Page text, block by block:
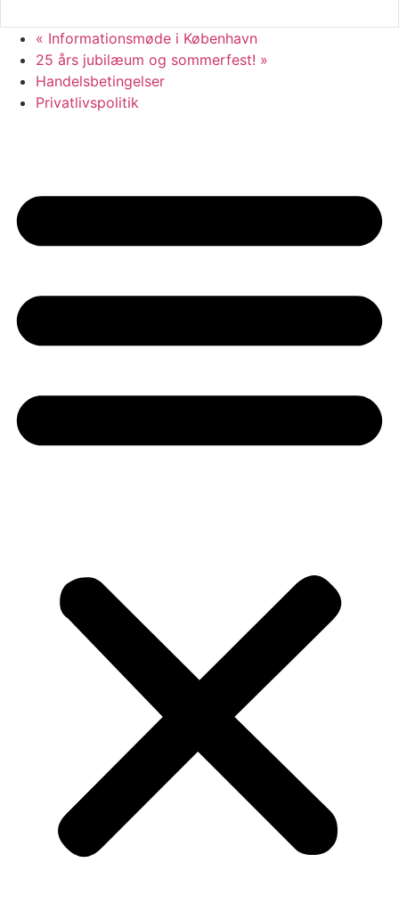
« Informationsmøde i København
25 års jubilæum og sommerfest! »
Handelsbetingelser
Privatlivspolitik